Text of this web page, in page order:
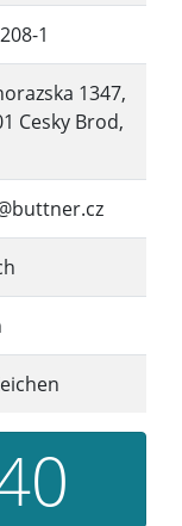
1
1347,
Cesky Brod,